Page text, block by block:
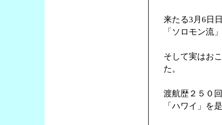
来たる3月6日
「ソロモン流
そして実はお
た。
渡航歴２５０
「ハワイ」を